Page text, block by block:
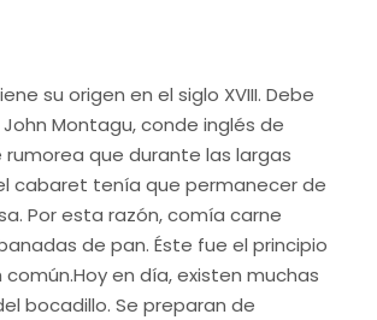
su origen en el siglo XVIII. Debe
Montagu, conde inglés de
rumorea que durante las largas
cabaret tenía que permanecer de
Por esta razón, comía carne
de pan. Éste fue el principio
común.Hoy en día, existen muchas
bocadillo. Se preparan de